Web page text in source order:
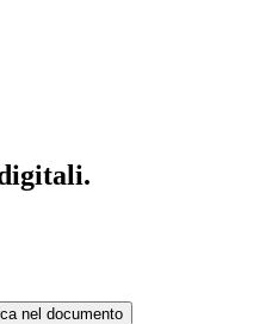
nel documento